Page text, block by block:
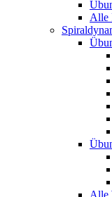
Alle
Alle